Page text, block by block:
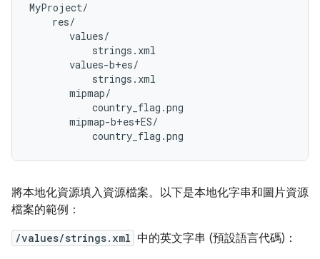
MyProject/
    res/
       values/
           strings.xml
       values-b+es/
           strings.xml
       mipmap/
           country_flag.png
       mipmap-b+es+ES/
將本地化資源填入資源檔案。以下是本地化字串和圖片資源
檔案的範例：
/values/strings.xml 中的英文字串 (預設語言代碼)：